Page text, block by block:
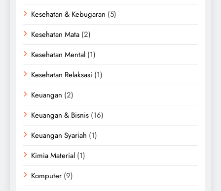
Kesehatan & Kebugaran (5)
Kesehatan Mata (2)
Kesehatan Mental (1)
Kesehatan Relaksasi (1)
Keuangan (2)
Keuangan & Bisnis (16)
Keuangan Syariah (1)
Kimia Material (1)
Komputer (9)